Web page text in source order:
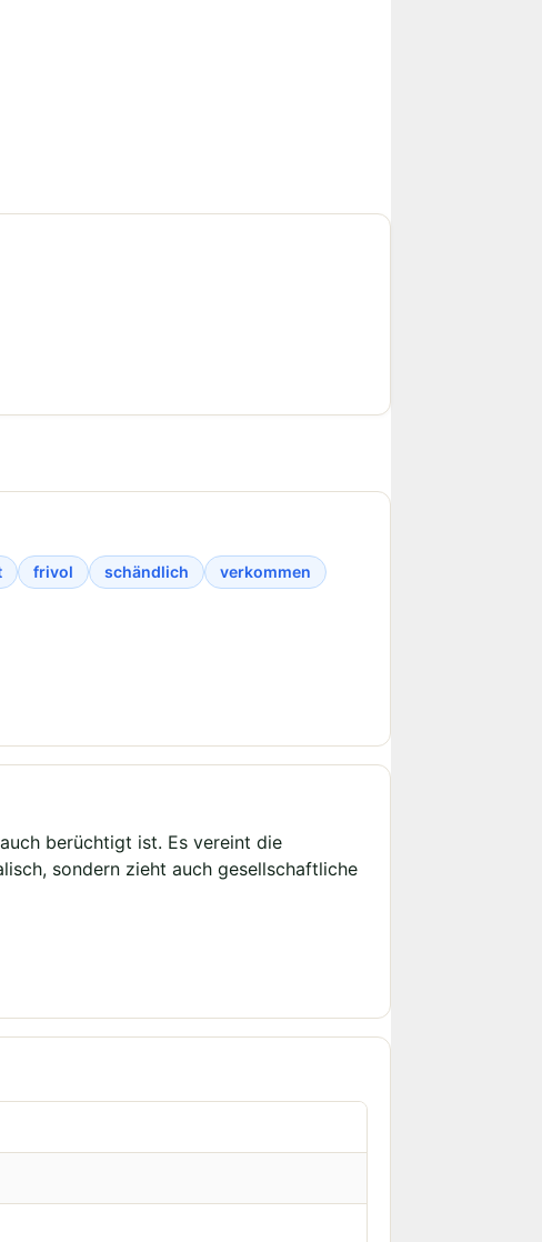
frivol schändlich
verkommen
berüchtigt ist. Es vereint die
sondern zieht auch gesellschaftliche